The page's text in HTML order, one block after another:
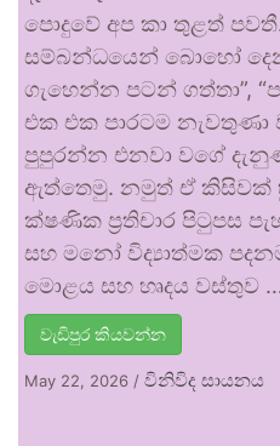
පොදුවේ අප කා තුළත්
සම්බන්ධයෙන් බොහෝ
ගැහෙන්න පටන් ගත්තා”,
එක එක පාරටම නැවතුණා
පුපුරන්න එනවා වගේ
ඇත්තෙමු. නමුත් ඒ කිසිවක්
ක්ෂණික ප්‍රතිචාර පිටුපස
සහ මනෝ විද්‍යාත්මක
මොළය සහ හෘදය වස්තුව
වැඩිපුර කියවන්න
May 22, 2026 / විනිවිද සායනය